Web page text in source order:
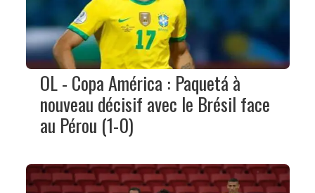
OL - Copa América : Paquetá à
nouveau décisif avec le Brésil face
au Pérou (1-0)